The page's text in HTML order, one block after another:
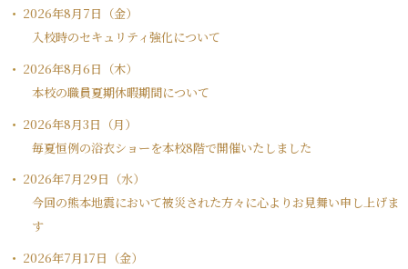
2026年8月7日（金）
入校時のセキュリティ強化について
2026年8月6日（木）
本校の職員夏期休暇期間について
2026年8月3日（月）
毎夏恒例の浴衣ショーを本校8階で開催いたしました
2026年7月29日（水）
今回の熊本地震において被災された方々に心よりお見舞い申し上げま
す
2026年7月17日（金）